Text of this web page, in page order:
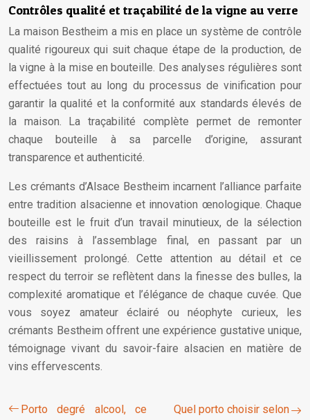
Contrôles qualité et traçabilité de la vigne au verre
La maison Bestheim a mis en place un système de contrôle
qualité rigoureux qui suit chaque étape de la production, de
la vigne à la mise en bouteille. Des analyses régulières sont
effectuées tout au long du processus de vinification pour
garantir la qualité et la conformité aux standards élevés de
la maison. La traçabilité complète permet de remonter
chaque bouteille à sa parcelle d’origine, assurant
transparence et authenticité.
Les crémants d’Alsace Bestheim incarnent l’alliance parfaite
entre tradition alsacienne et innovation œnologique. Chaque
bouteille est le fruit d’un travail minutieux, de la sélection
des raisins à l’assemblage final, en passant par un
vieillissement prolongé. Cette attention au détail et ce
respect du terroir se reflètent dans la finesse des bulles, la
complexité aromatique et l’élégance de chaque cuvée. Que
vous soyez amateur éclairé ou néophyte curieux, les
crémants Bestheim offrent une expérience gustative unique,
témoignage vivant du savoir-faire alsacien en matière de
vins effervescents.
Porto degré alcool, ce
Quel porto choisir selon